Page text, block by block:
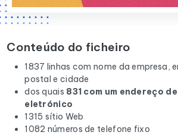
Conteúdo do ficheiro
1837 linhas com nome da empresa,
postal e cidade
dos quais 831 com um endereço
eletrónico
1315 sítio Web
1082 números de telefone fixo